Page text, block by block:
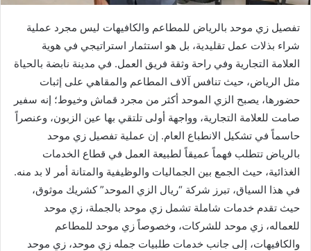
تفصيل زي موحد بالرياض للمطاعم والكافيهات ليس مجرد عملية
شراء بذلات عمل تقليدية، بل هو استثمار استراتيجي في هوية
العلامة التجارية وفي راحة وثقة فريق العمل. في مدينة نابضة بالحياة
مثل الرياض، حيث تنافس آلاف المطاعم والمقاهي على إثبات
حضورها، يصبح الزي الموحد أكثر من مجرد قماش وخيوط؛ إنه سفير
صامت للعلامة التجارية، وواجهة أولى تلتقي بها عين الزبون، وعنصراً
حاسماً في تشكيل الانطباع العام. إن عملية تفصيل زي موحد
بالرياض تتطلب فهماً عميقاً لطبيعة العمل في قطاع الخدمات
الغذائية، حيث الجمع بين الجماليات والوظيفية والمتانة أمر لا بد منه.
في هذا السياق، تبرز شركة “ريال الزي الموحد” كشريك موثوق،
حيث تقدم خدمات شاملة تشمل زي موحد بالجملة، زي موحد
للعماله، زي موحد للشركات، وخصوصاً زي موحد للمطاعم
والكافيهات، إلى جانب خدمات طلبيات جمله زي موحد، زي موحد